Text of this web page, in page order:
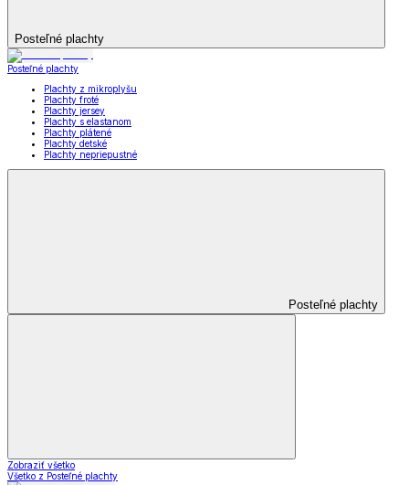
Posteľné plachty
Posteľné plachty
Plachty z mikroplyšu
Plachty froté
Plachty jersey
Plachty s elastanom
Plachty plátené
Plachty detské
Plachty nepriepustné
Posteľné plachty
Zobraziť všetko
Všetko z Posteľné plachty